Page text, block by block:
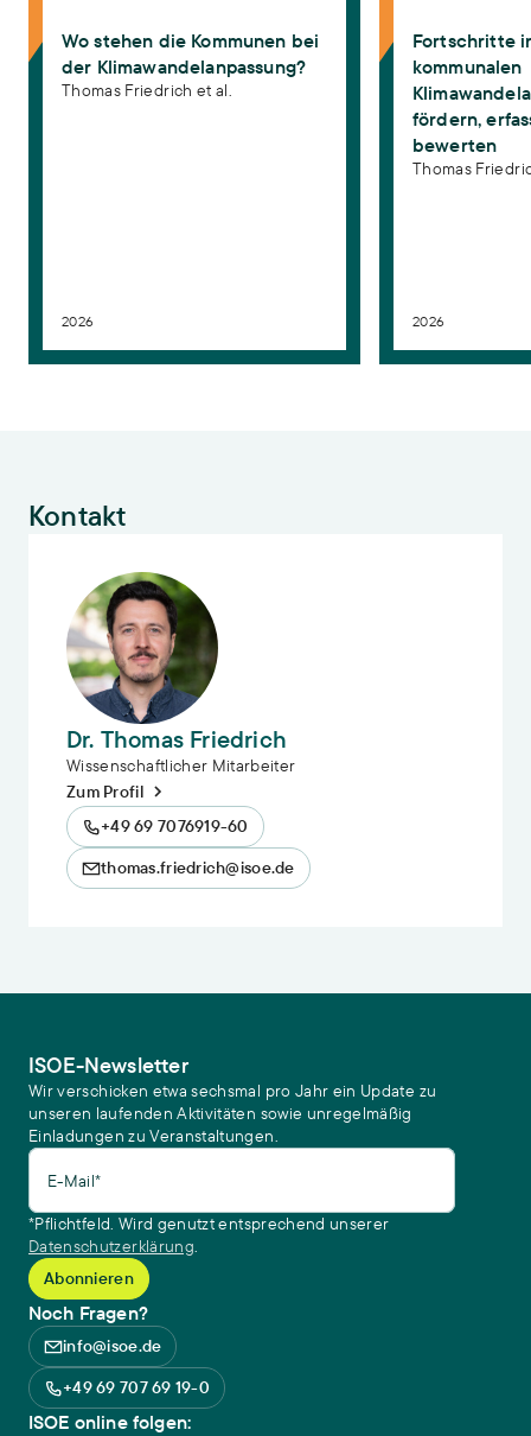
Wo stehen die Kommunen bei
der Klimawandelanpassung?
Thomas Friedrich et al.
2026
Fortschritte
kommunalen
fördern,
bewerten
Thomas
2026
Kontakt
Dr. Thomas Friedrich
Wissenschaftlicher Mitarbeiter
Zum Profil
+49 69 7076919-60
thomas.friedrich@isoe.de
ISOE-Newsletter
Wir verschicken etwa sechsmal pro Jahr ein Update zu
unseren laufenden Aktivitäten sowie unregelmäßig
Einladungen zu Veranstaltungen.
E-Mail*
*Pflichtfeld. Wird genutzt entsprechend unserer
Datenschutzerklärung.
Noch Fragen?
info@isoe.de
+49 69 707 69 19-0
ISOE online folgen: